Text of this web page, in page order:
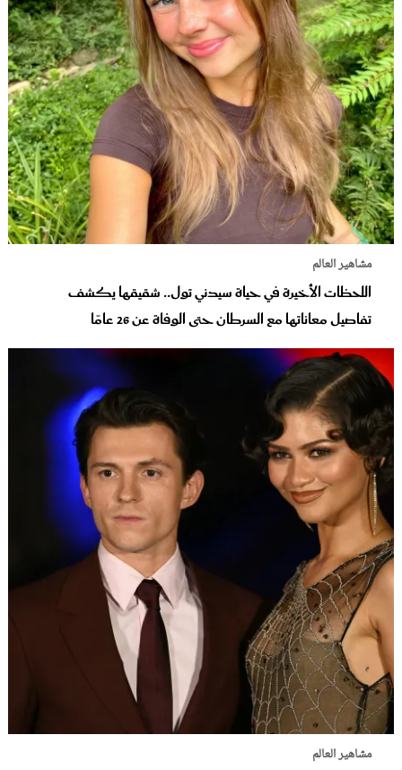
مشاهير العالم
اللحظات الأخيرة في حياة سيدني تول.. شقيقها يكشف
تفاصيل معاناتها مع السرطان حتى الوفاة عن 26 عامًا
مشاهير العالم